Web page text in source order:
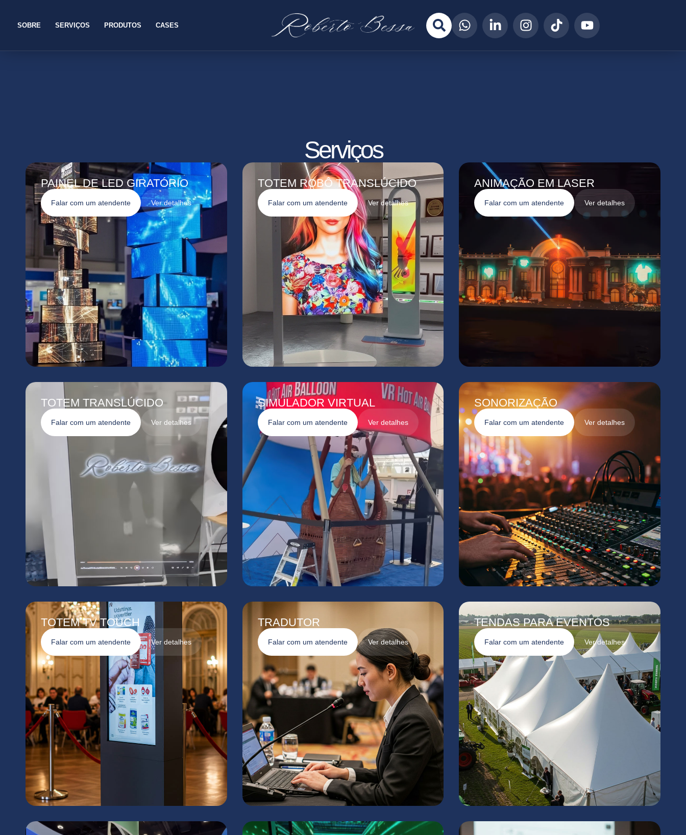
SOBRE SERVIÇOS PRODUTOS CASES
Serviços
PAINEL DE LED GIRATÓRIO
Falar com um atendente Ver detalhes
TOTEM ROBÔ TRANSLÚCIDO
Falar com um atendente Ver detalhes
ANIMAÇÃO EM LASER
Falar com um atendente Ver detalhes
TOTEM TRANSLÚCIDO
Falar com um atendente Ver detalhes
SIMULADOR VIRTUAL
Falar com um atendente Ver detalhes
SONORIZAÇÃO
Falar com um atendente Ver detalhes
TOTEM TV TOUCH
Falar com um atendente Ver detalhes
TRADUTOR
Falar com um atendente Ver detalhes
TENDAS PARA EVENTOS
Falar com um atendente Ver detalhes